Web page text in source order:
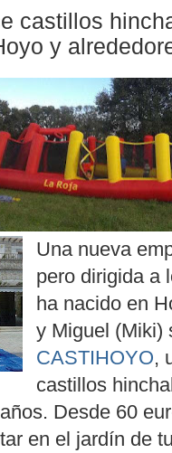
castillos
y
Una nueva
pero dirigida a
ha nacido en
y Miguel (Miki)
CASTIHOYO,
castillos
Desde 60
en el jardín de